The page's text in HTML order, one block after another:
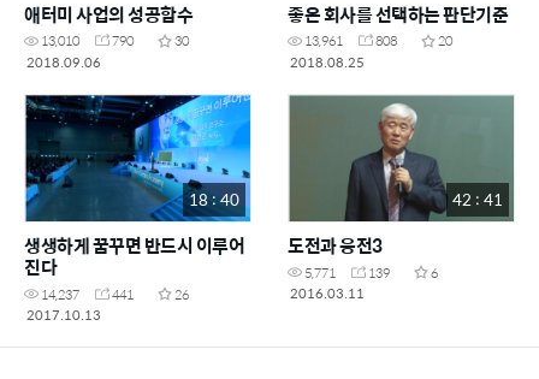
애터미 사업의 성공함수
13,010 790
30
2018.09.06
좋은 회사를 선택하는 판단기준
13,961 808
20
2018.08.25
18 : 40
생생하게 꿈꾸면 반드시 이루어
진다
14,237 441
26
2017.10.13
42 : 41
도전과 응전3
5,771 139
6
2016.03.11